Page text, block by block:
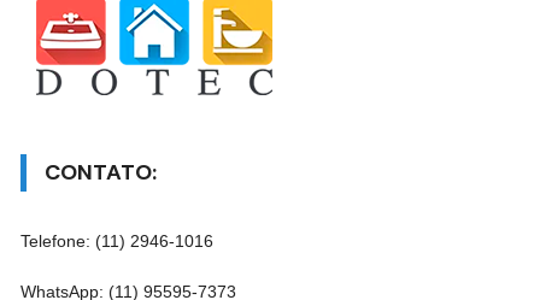
CONTATO:
Telefone: (11) 2946-1016
WhatsApp: (11) 95595-7373